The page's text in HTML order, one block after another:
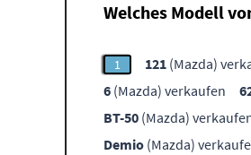
Welches Modell
1 121 (Mazda)
6 (Mazda) verkaufen
BT-50 (Mazda)
Demio (Mazda)